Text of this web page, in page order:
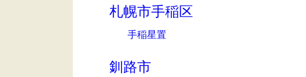
札幌市手稲区
手稲星置
釧路市